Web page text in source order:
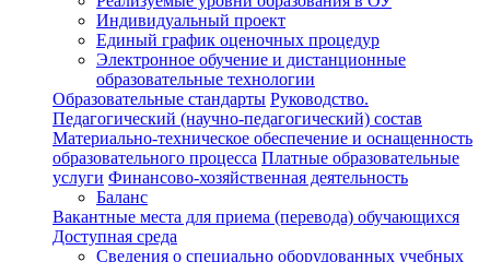
Индивидуальный проект
Единый график оценочных процедур
Электронное обучение и дистанционные
образовательные технологии
Образовательные стандарты Руководство.
Педагогический (научно-педагогический) состав
Материально-техническое обеспечение и оснащенность
образовательного процесса Платные образовательные
услуги Финансово-хозяйственная деятельность
Баланс
Вакантные места для приема (перевода) обучающихся
Доступная среда
Сведения о специально оборудованных учебных